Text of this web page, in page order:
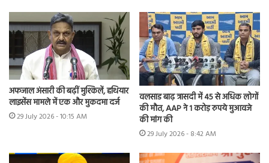
अफजाल अंसारी की बढ़ीं मुश्किलें, हथियार
लाइसेंस मामले में एक और मुकदमा दर्ज
29 July 2026 - 10:15 AM
वलसाड बाढ़ त्रासदी में 45 से अधिक लोगों
की मौत, AAP ने 1 करोड़ रुपये मुआवजे
की मांग की
29 July 2026 - 8:42 AM